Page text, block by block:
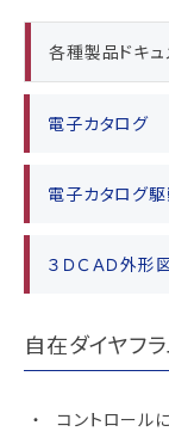
各種製品ドキュ
電子カタログ
電子カタログ駆
３ＤＣＡＤ外形
自在ダイヤフ
コントロール